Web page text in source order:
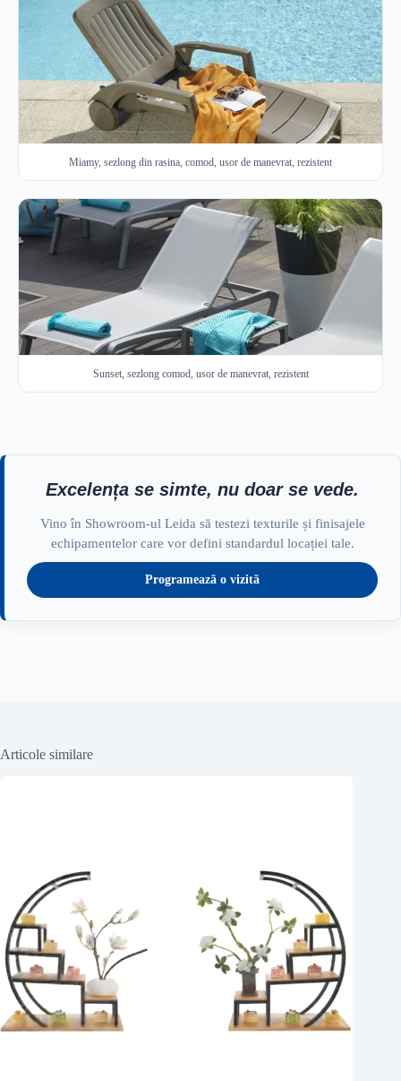
Miamy, sezlong din rasina, comod, usor de manevrat, rezistent
Sunset, sezlong comod, usor de manevrat, rezistent
Excelența se simte, nu doar se vede.
Vino în Showroom-ul Leida să testezi texturile și finisajele
echipamentelor care vor defini standardul locației tale.
Programează o vizită
Articole similare